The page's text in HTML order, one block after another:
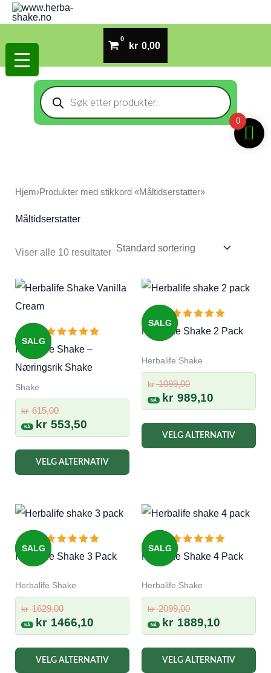
Hopp
rett
til
innholdet
kr 0,00
Products
search
Hjem›Produkter med stikkord «Måltidserstatter»
Måltidserstatter
Viser alle 10 resultater
SALG
Herbalife Shake –
Næringsrik Shake
Shake
kr615,00Opprinnelig
pris
var:
kr 615,00.
kr 553,50 Nåværende
pris
er:
kr 553,50.
VELG ALTERNATIV
Dette
flere
Alternativene
kan
produktsiden
SALG
Herbalife Shake 2 Pack
Herbalife Shake
kr1099,00Opprinnelig
pris
var:
kr 1099,00.
kr 989,10
pris
er:
kr 989,10.
VELG ALTERNATIV
SALG
Herbalife Shake 3 Pack
Herbalife Shake
kr1629,00Opprinnelig
pris
var:
kr 1629,00.
kr 1466,10 Nåværende
pris
er:
kr 1466,10.
VELG ALTERNATIV
SALG
Herbalife Shake 4 Pack
Herbalife Shake
kr2099,00Opprinnelig
pris
var:
kr 2099,00.
kr 1889,10
pris
er:
kr
VELG ALTERNATIV
0